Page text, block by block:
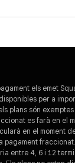
els emet
per a
plans són exemptes
es farà en el
en el moment
pagament
entre 4, 6 i 12